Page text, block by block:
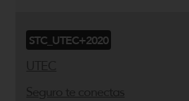
STC_UTEC+2020
UTEC
Seguro te conectas